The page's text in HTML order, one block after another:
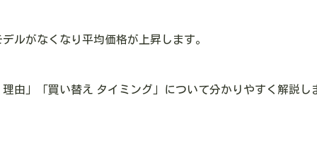
ルがなくなり平均価格が上昇します。
由」「買い替え タイミング」について分かりやすく解説し